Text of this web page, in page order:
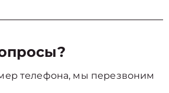
телефона, мы перезвоним